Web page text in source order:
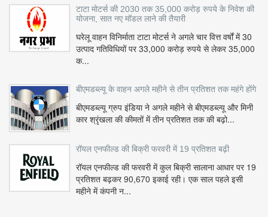
टाटा मोटर्स की 2030 तक 35,000 करोड़ रुपये के निवेश की
योजना, सात नए मॉडल लाने की तैयारी
घरेलू वाहन विनिर्माता टाटा मोटर्स ने अगले चार वित्त वर्षों में 30
उत्पाद गतिविधियों पर 33,000 करोड़ रुपये से लेकर 35,000
क...
बीएमडब्ल्यू के वाहन अगले महीने से तीन प्रतिशत तक महंगे होंगे
बीएमडब्ल्यू ग्रुप इंडिया ने अगले महीने से बीएमडब्ल्यू और मिनी
कार श्रृंखला की कीमतों में तीन प्रतिशत तक की बढ़ो...
रॉयल एनफील्ड की बिक्री फरवरी में 19 प्रतिशत बढ़ी
रॉयल एनफील्ड की फरवरी में कुल बिक्री सालाना आधार पर 19
प्रतिशत बढ़कर 90,670 इकाई रही। एक साल पहले इसी
महीने में कंपनी न...